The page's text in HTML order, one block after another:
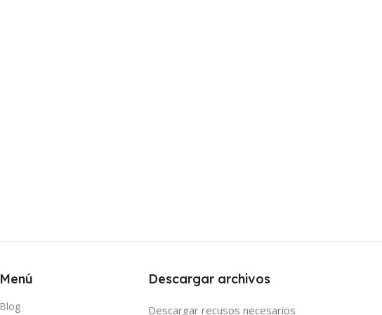
Menú
Blog
Descargar archivos
Descargar recusos necesarios